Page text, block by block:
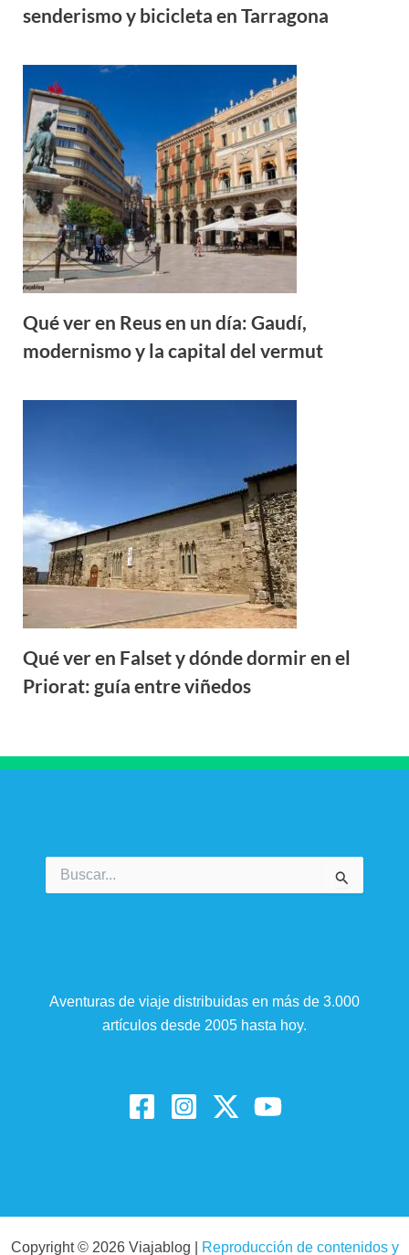
senderismo y bicicleta en Tarragona
Qué ver en Reus en un día: Gaudí,
modernismo y la capital del vermut
Qué ver en Falset y dónde dormir en el
Priorat: guía entre viñedos
por:
Aventuras de viaje distribuidas en más de 3.000
artículos desde 2005 hasta hoy.
Copyright © 2026 Viajablog | Reproducción de contenidos y